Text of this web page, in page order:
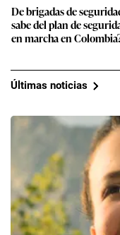
De brigadas de
sabe del plan de
en marcha en
Últimas noticias